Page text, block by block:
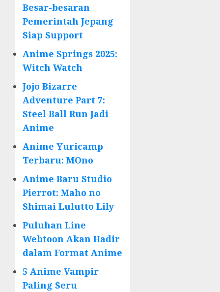
Besar-besaran
Pemerintah Jepang
Siap Support
Anime Springs 2025:
Witch Watch
Jojo Bizarre
Adventure Part 7:
Steel Ball Run Jadi
Anime
Anime Yuricamp
Terbaru: MOno
Anime Baru Studio
Pierrot: Maho no
Shimai Lulutto Lily
Puluhan Line
Webtoon Akan Hadir
dalam Format Anime
5 Anime Vampir
Paling Seru